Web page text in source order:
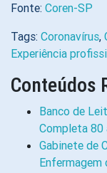
Fonte: Coren-SP
Tags: Coronavírus,
Experiência
Conteúdos
Banco de
Completa 80
Gabinete de
Enfermagem